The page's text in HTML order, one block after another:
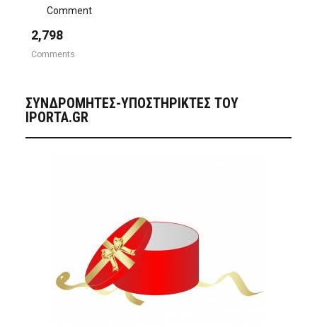
Comment
2,798
Comments
ΣΥΝΔΡΟΜΗΤΈΣ-ΥΠΟΣΤΗΡΙΚΤΈΣ ΤΟΥ
IPORTA.GR